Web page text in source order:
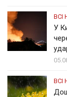
ВСІ
У
ВСІ